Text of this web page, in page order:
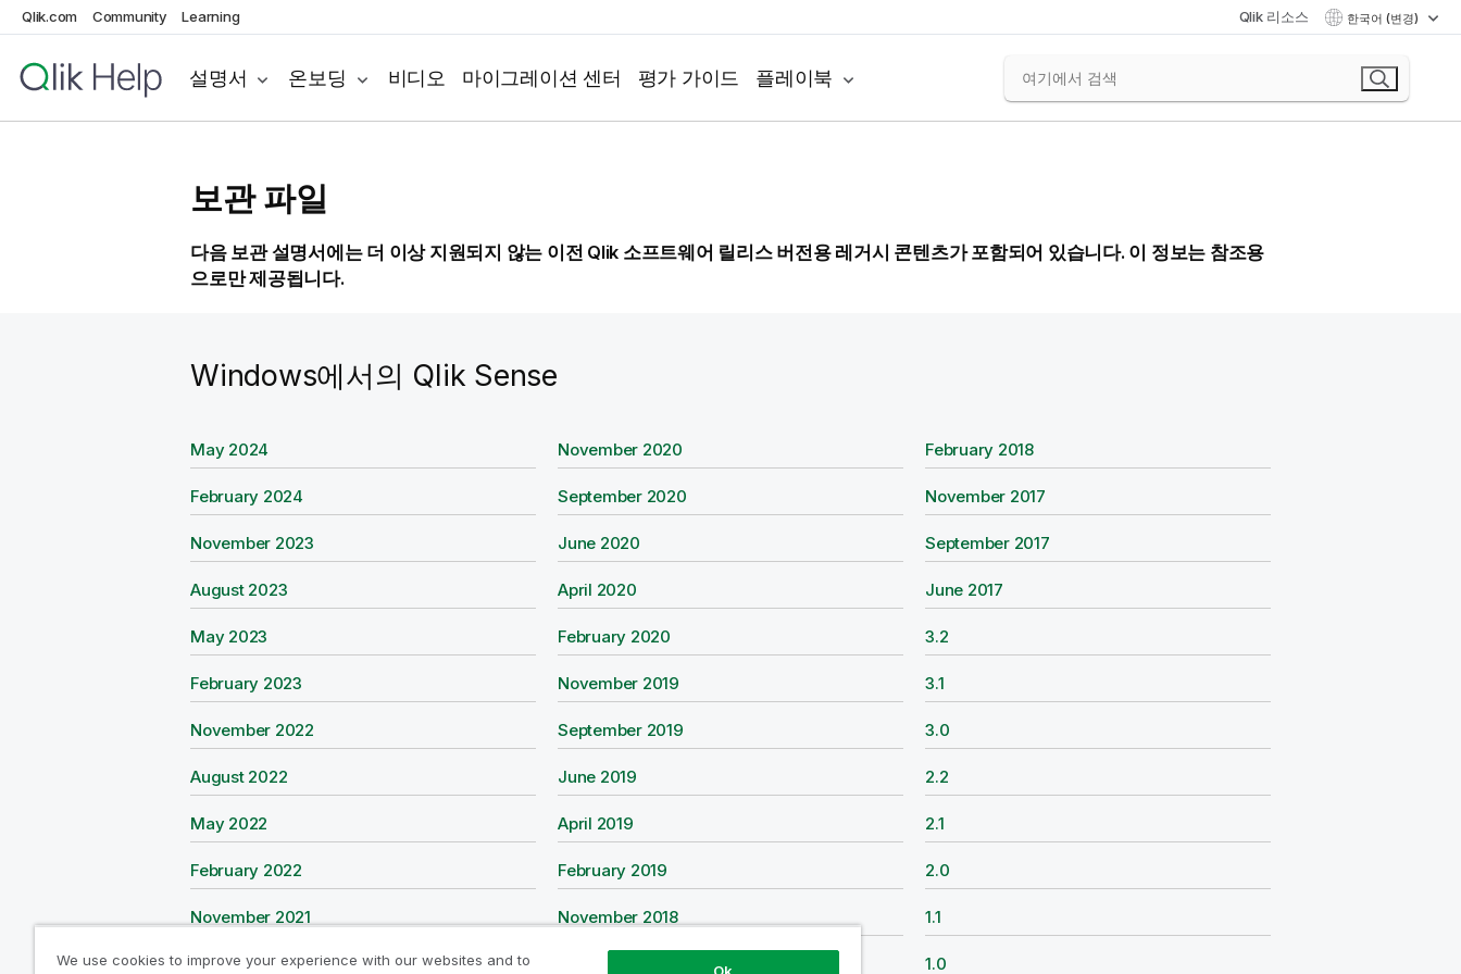
Qlik.com Community Learning Qlik 리소스 한국어 (변경)
설명서 온보딩 비디오 마이그레이션 센터 평가 가이드 플레이북
보관 파일
다음 보관 설명서에는 더 이상 지원되지 않는 이전 Qlik 소프트웨어 릴리스 버전용 레거시 콘텐츠가 포함되어 있습니다. 이 정보는 참조용
으로만 제공됩니다.
Windows에서의 Qlik Sense
W
i
n
d
o
w
s
서
Q
i
S
n
e
May 2024
W
i
n
d
o
w
s
서
Q
i
S
n
e
February 2024
W
i
n
d
o
w
s
서
Q
i
S
n
November 2023
W
i
n
d
o
w
s
서
Q
i
S
August 2023
W
i
n
d
o
w
s
서
Q
i
May 2023
W
i
n
d
o
w
s
서
Q
February 2023
W
i
n
d
o
w
s
서
Q
November 2022
W
i
n
d
o
w
s
서
August 2022
W
i
n
d
o
s
May 2022
W
i
n
o
February 2022
W
n
November 2021
W
August 2021
W
i
n
d
o
w
s
서
Q
i
S
n
e
November 2020
W
i
n
d
o
w
s
서
Q
i
S
n
e
September 2020
W
i
n
d
o
w
s
서
Q
i
S
n
June 2020
W
i
n
d
o
w
s
서
Q
i
S
April 2020
W
i
n
d
o
w
s
서
Q
i
February 2020
W
i
n
d
o
w
s
서
Q
November 2019
W
i
n
d
o
w
s
서
September 2019
W
i
n
d
o
w
s
June 2019
W
i
n
d
o
April 2019
W
i
n
February 2019
W
November 2018
W
i
n
d
o
w
s
서
Q
i
S
n
e
February 2018
W
i
n
d
o
w
s
서
Q
i
S
n
e
November 2017
W
i
n
d
o
w
s
서
Q
i
S
n
September 2017
W
i
n
d
o
w
s
서
Q
i
S
June 2017
W
i
n
d
o
w
s
서
Q
i
3.2
W
i
n
d
o
w
s
서
Q
3.1
W
i
n
d
o
w
s
서
Q
3.0
W
i
n
d
o
w
s
서
2.2
W
i
n
d
o
w
s
2.1
W
i
n
d
o
2.0
W
i
n
1.1
W
1.0
We use cookies to improve your experience with our websites and to